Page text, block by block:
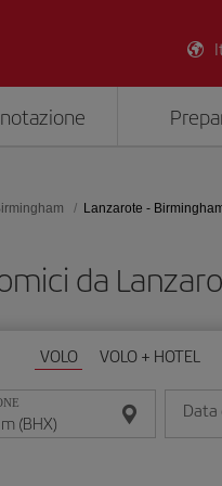
Lanzarote -
da
VOLO VOLO + HOTEL
Data